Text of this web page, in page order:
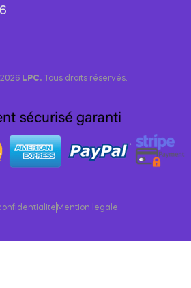
LPC. Tous droits réservés.
Mention legale